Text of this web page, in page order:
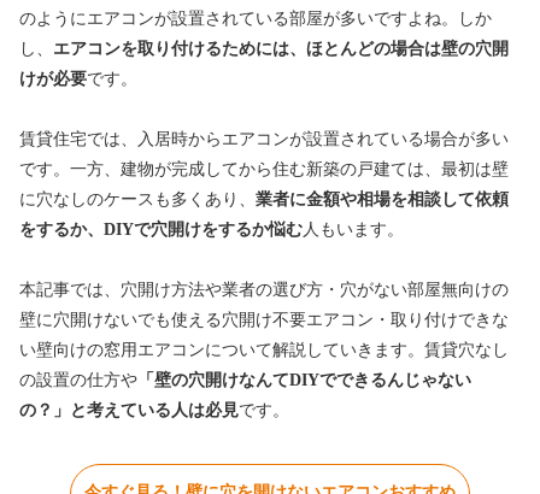
のようにエアコンが設置されている部屋が多いですよね。しか
し、 エアコンを取り付けるためには、ほとんどの場合は壁の穴開
けが必要です。
賃貸住宅では、入居時からエアコンが設置されている場合が多い
です。一方、建物が完成してから住む新築の戸建ては、最初は壁
に穴なしのケースも多くあり、 業者に金額や相場を相談して依頼
をするか、DIYで穴開けをするか悩む人もいます。
本記事では、穴開け方法や業者の選び方・穴がない部屋無向けの
壁に穴開けないでも使える穴開け不要エアコン・取り付けできな
い壁向けの窓用エアコンについて解説していきます。賃貸穴なし
の設置の仕方や 「壁の穴開けなんてDIYでできるんじゃない
の？」と考えている人は必見です。